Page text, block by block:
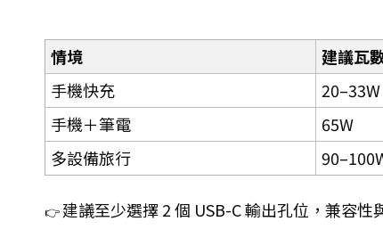
情境 建議瓦
手機快充
20–33W
手機＋筆電
65W
多設備旅行
👉 建議至少選擇 2 個 USB-C 輸出孔位，兼容性